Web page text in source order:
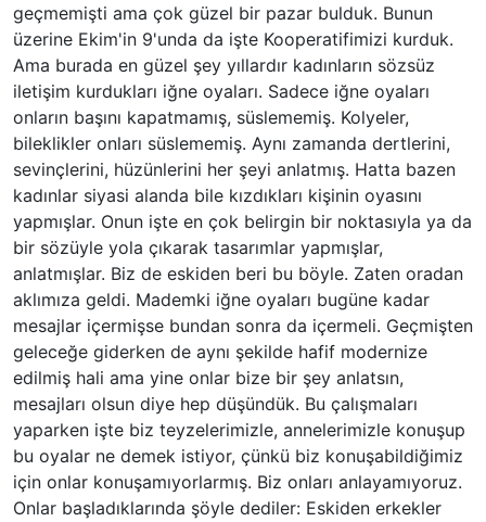
geçmemişti ama çok güzel bir pazar bulduk. Bunun
üzerine Ekim'in 9'unda da işte Kooperatifimizi kurduk.
Ama burada en güzel şey yıllardır kadınların sözsüz
iletişim kurdukları iğne oyaları. Sadece iğne oyaları
onların başını kapatmamış, süslememiş. Kolyeler,
bileklikler onları süslememiş. Aynı zamanda dertlerini,
sevinçlerini, hüzünlerini her şeyi anlatmış. Hatta bazen
kadınlar siyasi alanda bile kızdıkları kişinin oyasını
yapmışlar. Onun işte en çok belirgin bir noktasıyla ya da
bir sözüyle yola çıkarak tasarımlar yapmışlar,
anlatmışlar. Biz de eskiden beri bu böyle. Zaten oradan
aklımıza geldi. Mademki iğne oyaları bugüne kadar
mesajlar içermişse bundan sonra da içermeli. Geçmişten
geleceğe giderken de aynı şekilde hafif modernize
edilmiş hali ama yine onlar bize bir şey anlatsın,
mesajları olsun diye hep düşündük. Bu çalışmaları
yaparken işte biz teyzelerimizle, annelerimizle konuşup
bu oyalar ne demek istiyor, çünkü biz konuşabildiğimiz
için onlar konuşamıyorlarmış. Biz onları anlayamıyoruz.
Onlar başladıklarında şöyle dediler: Eskiden erkekler